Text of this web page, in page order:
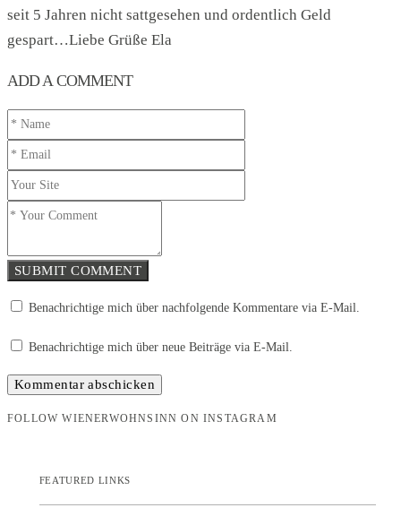
seit 5 Jahren nicht sattgesehen und ordentlich Geld
gespart…Liebe Grüße Ela
ADD A COMMENT
SUBMIT COMMENT
Benachrichtige mich über nachfolgende Kommentare via E-Mail.
Benachrichtige mich über neue Beiträge via E-Mail.
FOLLOW WIENERWOHNSINN ON INSTAGRAM
FEATURED LINKS